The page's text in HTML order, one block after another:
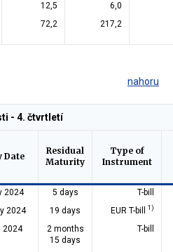
12,5
6,0
72,2 217,2
nahoru
Date
Residual
Maturity
Type of
Instrument
- 4. čtvrtletí
2024 5 days
T-bill
2024 19 days EUR T-bill 1)
2024
2 months
15 days
T-bill